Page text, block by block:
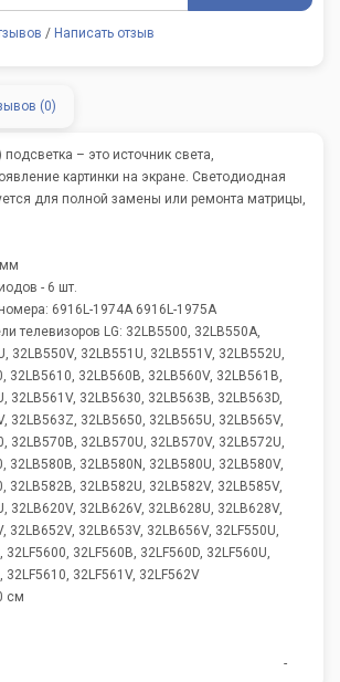
(0)
– это источник света,
картинки на экране. Светодиодная
для полной замены или ремонта матрицы,
- 6 шт.
6916L-1974A 6916L-1975A
телевизоров LG: 32LB5500, 32LB550A,
32LB550V, 32LB551U, 32LB551V, 32LB552U,
32LB5610, 32LB560B, 32LB560V, 32LB561B,
32LB561V, 32LB5630, 32LB563B, 32LB563D,
32LB563Z, 32LB5650, 32LB565U, 32LB565V,
32LB570B, 32LB570U, 32LB570V, 32LB572U,
32LB580B, 32LB580N, 32LB580U, 32LB580V,
32LB582B, 32LB582U, 32LB582V, 32LB585V,
32LB620V, 32LB626V, 32LB628U, 32LB628V,
32LB652V, 32LB653V, 32LB656V, 32LF550U,
32LF5600, 32LF560B, 32LF560D, 32LF560U,
32LF5610, 32LF561V, 32LF562V
см
-
/ Написать отзыв